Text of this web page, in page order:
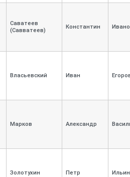
Саватеев
(Савватеев)
Константин
Власьевский Иван
Марков Александр
Золотухин Петр Ильин